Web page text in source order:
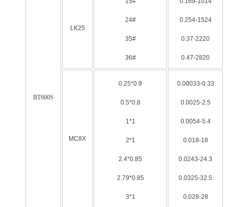
BT600S
LK25
24#
35#
36#
0.254-1524
0.37-2220
0.47-2820
MC8X
0.25*0.9
0.5*0.8
1*1
2*1
2.4*0.85
2.79*0.85
3*1
0.00033-0.33
0.0025-2.5
0.0054-5.4
0.018-18
0.0243-24.3
0.0325-32.5
0.028-28